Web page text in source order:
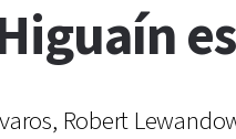
Robert